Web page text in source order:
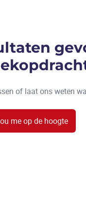
of laat ons weten
me op de hoogte